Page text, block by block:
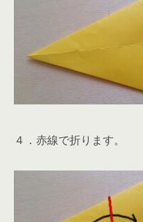
４．赤線で折ります。